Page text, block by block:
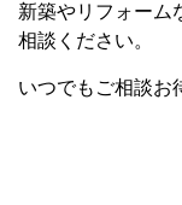
新築やリフォーム
相談ください。
いつでもご相談お